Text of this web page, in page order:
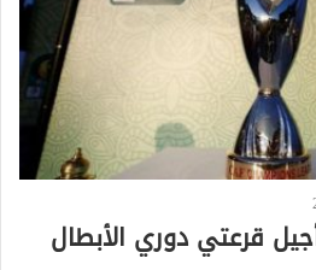
قرعتي دوري الأبطال